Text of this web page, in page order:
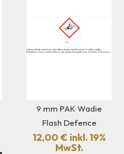
9 mm PAK Wadie
Flash Defence
12,00 € inkl. 19%
MwSt.